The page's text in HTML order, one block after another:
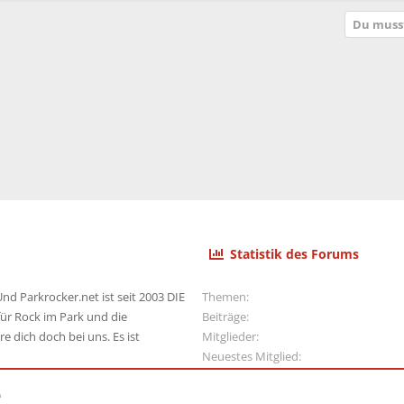
t
e
r
Du
Parkrocker.net ist seit 2003 DIE
Rock im Park und die
dich doch bei uns. Es ist
Statistik des Forums
Themen
Beiträge
Mitglieder
Neuestes Mitglied